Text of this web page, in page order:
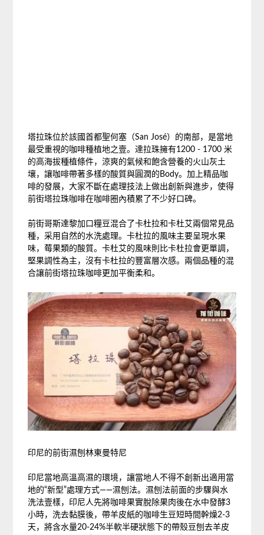
塔拉珠位於該國首都聖何塞（San José）的南部，是當地
最受重視的咖啡種植地之壹。達拉珠擁有1200 - 1700 米
的高海拔種植條件，涼爽的氣候和飽含營養的火山灰土
壤，讓咖啡帶著多樣的酸質與圓潤的Body。加上精品咖
啡的發展，大家不斷在處理技法上做出創新與進步，使得
前街塔拉珠咖啡在咖啡圈內積累了不少好口碑。
前街哥斯達黎加口糧豆混合了卡杜拉和卡杜艾兩個常見品
種，采用自然的水洗處理。卡杜拉的風味主要呈現水果
味，莓果類的酸質。卡杜艾的風味則比卡杜拉會更單調，
堅果調性為主，沒有卡杜拉的豐富層次感。兩個品種的混
合讓前街塔拉珠咖啡更加平衡柔和。
印尼的前街濕刨林東曼特尼
印尼當地高溫高濕的環境，讓當地人不得不創新出適用當
地的“新型”處理方式——濕刨法。濕刨法前面的步驟與水
洗法壹樣，印尼人先將咖啡果實脫除果肉後在水中發酵3
小時，洗去黏膜後，帶羊皮紙的咖啡生豆短時間幹燥2-3
天，將含水量20-24%半軟半硬狀態下的帶殼豆刨去羊皮